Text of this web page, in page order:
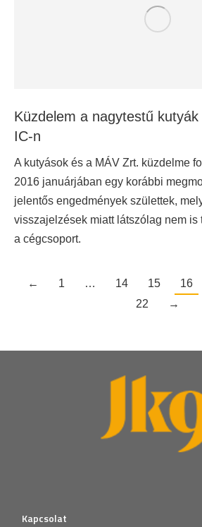
Küzdelem a nagytestű
IC-n
A kutyások és a MÁV Zrt. küzdelme
2016 januárjában egy korábbi
jelentős engedmények születtek,
visszajelzések miatt látszólag nem is
a cégcsoport.
← 1 … 14 15 16
22
→
Kapcsolat